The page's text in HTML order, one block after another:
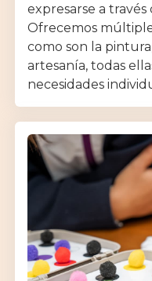
expresarse a
Ofrecemos
como son la
artesanía, todas
necesidades